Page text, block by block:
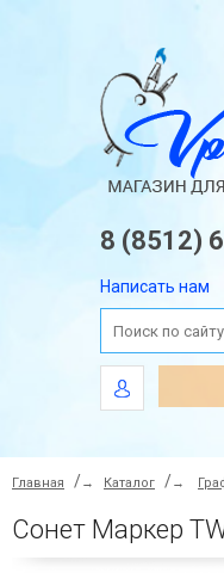
8 (8512)
Написать нам
Главная → Каталог →